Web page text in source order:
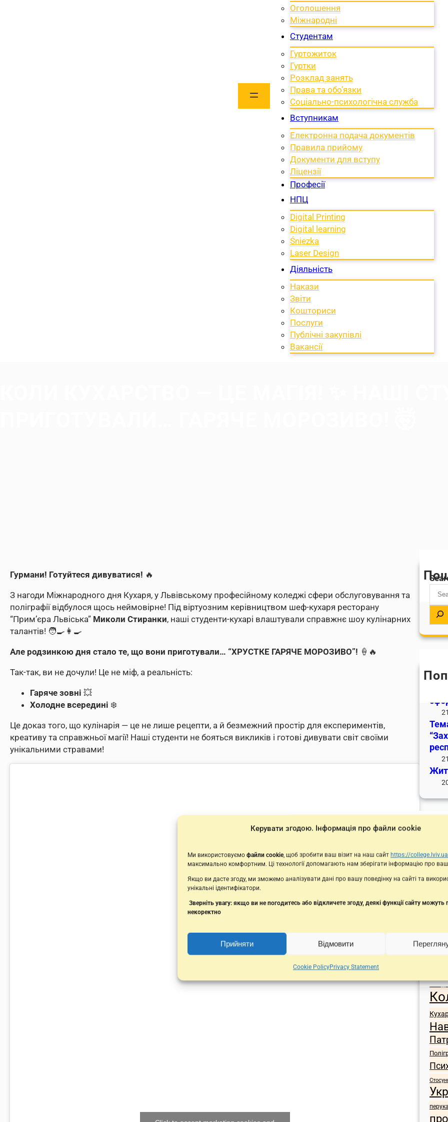
Керувати згодою. Інформація про файли cookie
Ми використовуємо файли cookie, щоб зробити ваш візит на наш сайт https://
максимально комфортним. Ці технології допомагають нам зберігати інформацію про ваш
Якщо ви дасте згоду, ми зможемо аналізувати дані про вашу поведінку на сайті та
унікальні ідентифікатори.
Зверніть увагу: якщо ви не погодитесь або відкличете згоду, деякі функції сайту
некоректно
Прийняти Відмовити
Cookie PolicyPrivacy Statement
Оголошення
Міжнародні
Студентам
Гуртожиток
Гуртки
Розклад занять
Права та обо’язки
Соціально-психологічна служба
Вступникам
Електронна подача документів
Правила прийому
Документи для вступу
Ліцензії
Професії
НПЦ
Digital Printing
Digital learning
Śniezka
Laser Design
Діяльність
Накази
Звіти
Кошториси
Послуги
Публічні закупівлі
Вакансії
Гурмани! Готуйтеся дивуватися! 🔥
З нагоди Міжнародного дня Кухаря, у Львівському професійному коледжі сфери обслуговування та
поліграфії відбулося щось неймовірне! Під віртуозним керівництвом шеф-кухаря ресторану
“Прим’єра Львіська” Миколи Стиранки, наші студенти-кухарі влаштували справжнє шоу кулінарних
талантів! 🧑‍🍳👩‍🍳
Але родзинкою дня стало те, що вони приготували… “ХРУСТКЕ ГАРЯЧЕ МОРОЗИВО”! 🍦🔥
Так-так, ви не дочули! Це не міф, а реальність:
Гаряче зовні 💥
Холодне всередині ❄️
Це доказ того, що кулінарія — це не лише рецепти, а й безмежний простір для експериментів,
креативу та справжньої магії! Наші студенти не бояться викликів і готові дивувати світ своїми
унікальними стравами!